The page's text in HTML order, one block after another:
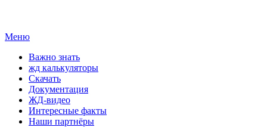
Меню
Важно знать
жд калькуляторы
Скачать
Документация
ЖД-видео
Интересные факты
Наши партнёры